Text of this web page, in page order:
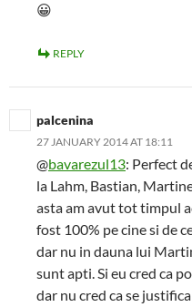
😀
REPLY
palcenina
27 JANUARY 2014 AT 18:11
@bavarezul13: Perfect
la Lahm, Bastian,
asta am avut tot timpul
fost 100% pe cine si de
dar nu in dauna lui
sunt apti. Si eu cred ca
dar nu cred ca se